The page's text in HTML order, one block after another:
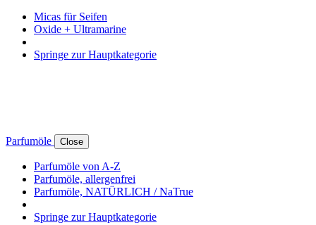
Micas für Seifen
Oxide + Ultramarine
Springe zur Hauptkategorie
Parfumöle Close
Parfumöle von A-Z
Parfumöle, allergenfrei
Parfumöle, NATÜRLICH / NaTrue
Springe zur Hauptkategorie